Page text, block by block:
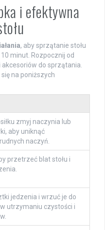
i efektywna
, aby sprzątanie stołu
minut. Rozpocznij od
do sprzątania.
na poniższych
zmyj naczynia lub
aby uniknąć
naczyń.
przetrzeć blat stołu i
jedzenia i wrzuć je do
utrzymaniu czystości i